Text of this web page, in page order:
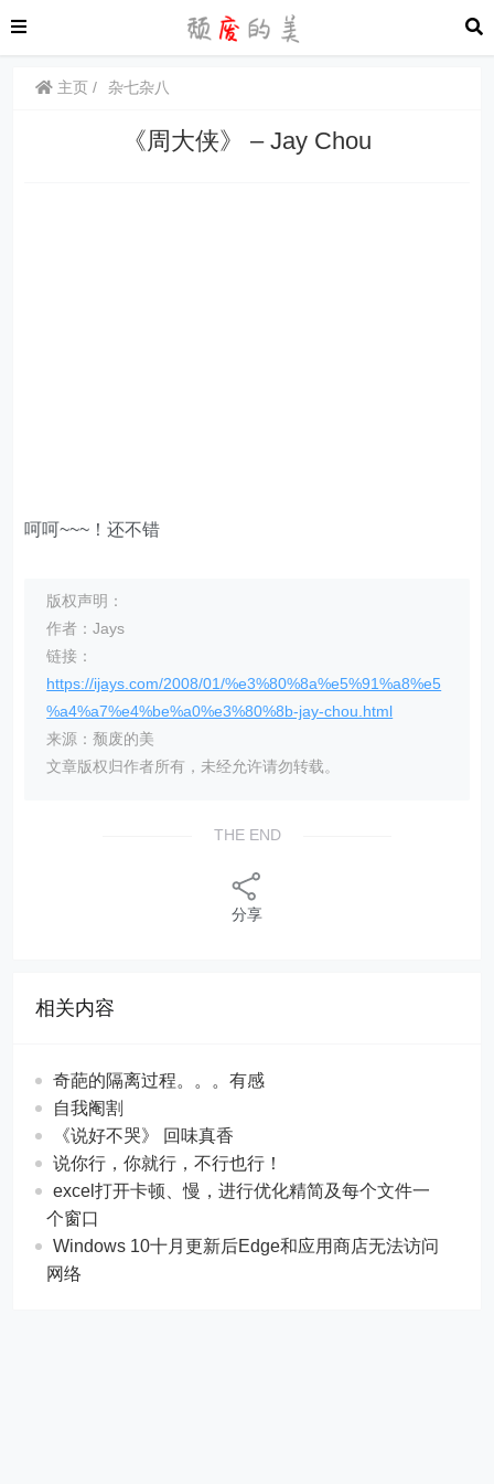
主页 杂七杂八
《周大侠》 – Jay Chou
呵呵~~~！还不错
版权声明：
作者：Jays
链接：
https://ijays.com/2008/01/%e3%80%8a%e5%91%a8%e5
%a4%a7%e4%be%a0%e3%80%8b-jay-chou.html
来源：颓废的美
文章版权归作者所有，未经允许请勿转载。
THE END
分享
相关内容
奇葩的隔离过程。。。有感
自我阉割
《说好不哭》 回味真香
说你行，你就行，不行也行！
excel打开卡顿、慢，进行优化精简及每个文件一
个窗口
Windows 10十月更新后Edge和应用商店无法访问
网络